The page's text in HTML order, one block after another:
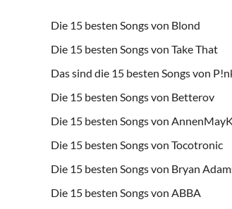
Die 15 besten Songs von Blond
Die 15 besten Songs von Take That
Das sind die 15 besten Songs von
Die 15 besten Songs von Betterov
Die 15 besten Songs von
Die 15 besten Songs von Tocotronic
Die 15 besten Songs von Bryan
Die 15 besten Songs von ABBA